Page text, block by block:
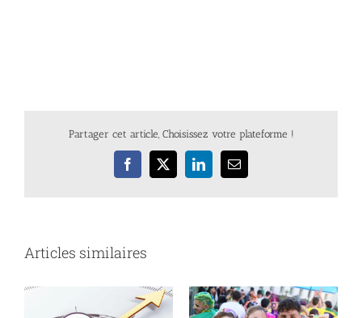
Partager cet article, Choisissez votre plateforme !
Facebook
X LinkedInEmail
Articles similaires